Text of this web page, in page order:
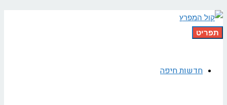
תפריט
חדשות חיפה